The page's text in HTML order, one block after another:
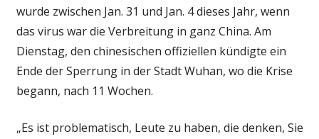
wurde zwischen Jan. 31 und Jan. 4 dieses Jahr, wenn
das virus war die Verbreitung in ganz China. Am
Dienstag, den chinesischen offiziellen kündigte ein
Ende der Sperrung in der Stadt Wuhan, wo die Krise
begann, nach 11 Wochen.
„Es ist problematisch, Leute zu haben, die denken, Sie